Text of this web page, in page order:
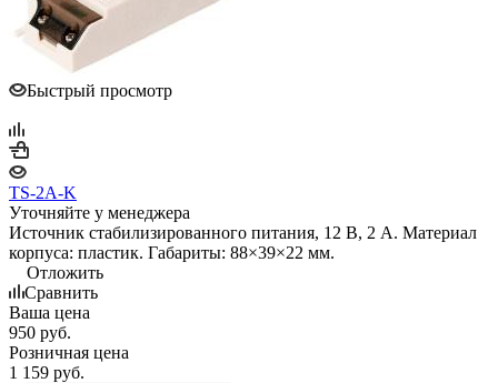
Быстрый просмотр
TS-2A-K
Уточняйте у менеджера
Источник стабилизированного питания, 12 В, 2 А. Материал
корпуса: пластик. Габариты: 88×39×22 мм.
Отложить
Сравнить
Ваша цена
950 руб.
Розничная цена
1 159 руб.